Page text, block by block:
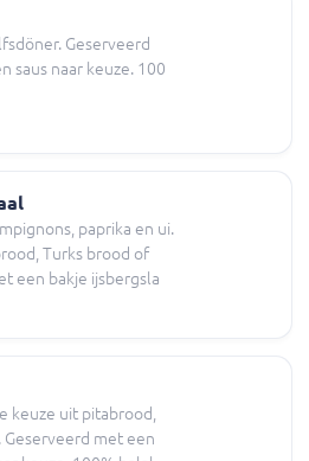
Geserveerd
saus naar keuze. 100
paprika en ui.
Turks brood of
een bakje ijsbergsla
keuze uit pitabrood,
met een